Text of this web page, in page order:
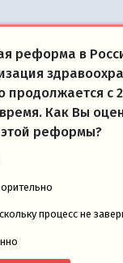
реформа в
продолжается с
Как Вы
этой реформы?
процесс не